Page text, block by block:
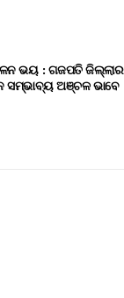
ଭୟ : ଗଜପତି ଜିଲ୍ଲାର
ସମ୍ଭାବ୍ୟ ଅଞ୍ଚଳ ଭାବେ